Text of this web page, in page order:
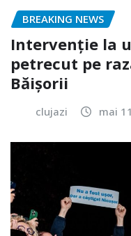
BREAKING NEWS
Intervenție la
petrecut pe
Băișorii
clujazi mai